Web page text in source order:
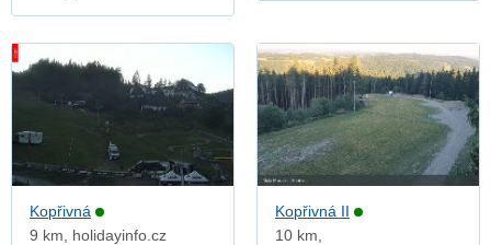
Kopřivná
9 km, holidayinfo.cz
Kopřivná II
10 km,